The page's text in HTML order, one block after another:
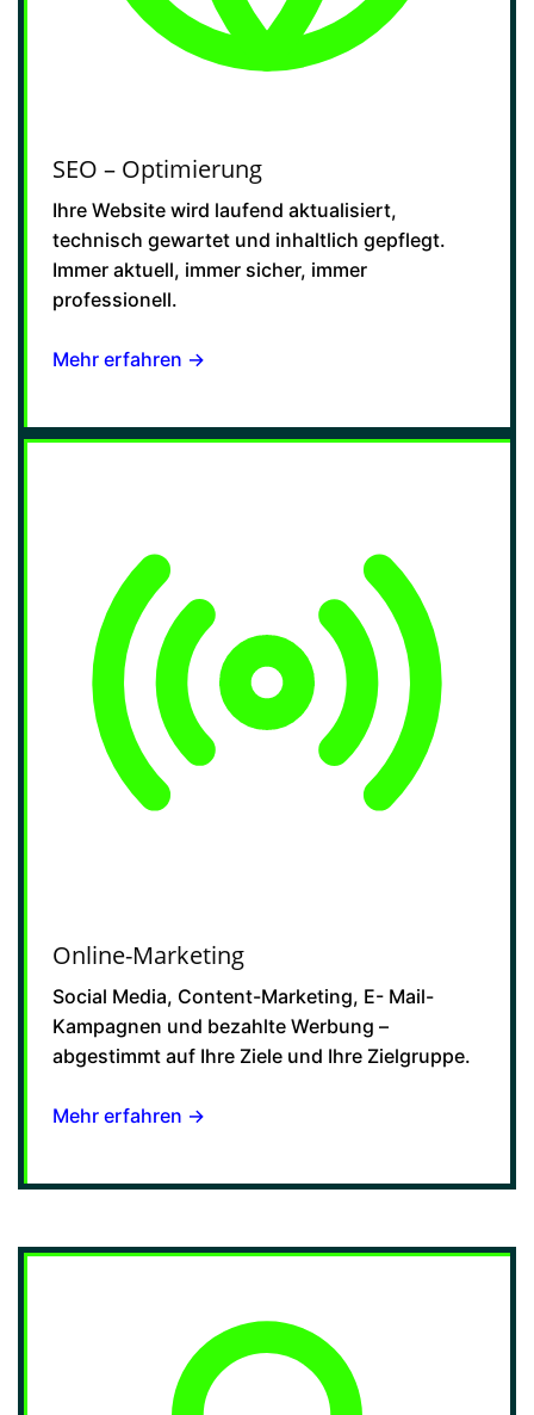
SEO – Optimierung
Ihre Website wird laufend aktualisiert,
technisch gewartet und inhaltlich gepflegt.
Immer aktuell, immer sicher, immer
professionell.
Mehr erfahren →
Online-Marketing
Social Media, Content-Marketing, E- Mail-
Kampagnen und bezahlte Werbung –
abgestimmt auf Ihre Ziele und Ihre Zielgruppe.
Mehr erfahren →